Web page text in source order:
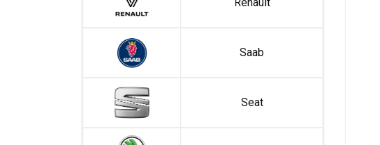
Saab
Seat